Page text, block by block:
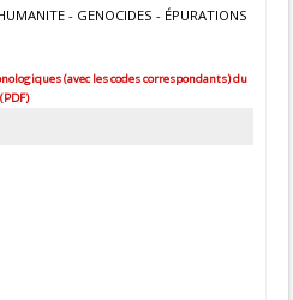
- GENOCIDES - ÉPURATIONS
(avec les codes correspondants) du